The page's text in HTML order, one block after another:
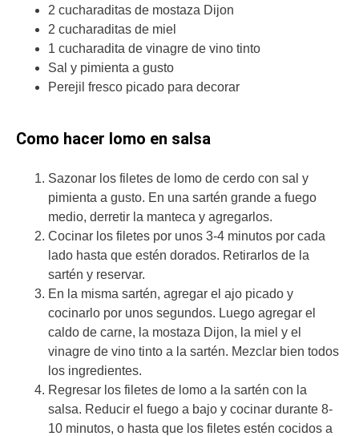
2 cucharaditas de mostaza Dijon
2 cucharaditas de miel
1 cucharadita de vinagre de vino tinto
Sal y pimienta a gusto
Perejil fresco picado para decorar
Como hacer lomo en salsa
Sazonar los filetes de lomo de cerdo con sal y
pimienta a gusto. En una sartén grande a fuego
medio, derretir la manteca y agregarlos.
Cocinar los filetes por unos 3-4 minutos por cada
lado hasta que estén dorados. Retirarlos de la
sartén y reservar.
En la misma sartén, agregar el ajo picado y
cocinarlo por unos segundos. Luego agregar el
caldo de carne, la mostaza Dijon, la miel y el
vinagre de vino tinto a la sartén. Mezclar bien todos
los ingredientes.
Regresar los filetes de lomo a la sartén con la
salsa. Reducir el fuego a bajo y cocinar durante 8-
10 minutos, o hasta que los filetes estén cocidos a